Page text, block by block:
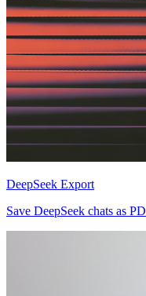
DeepSeek Export
Save DeepSeek chats as